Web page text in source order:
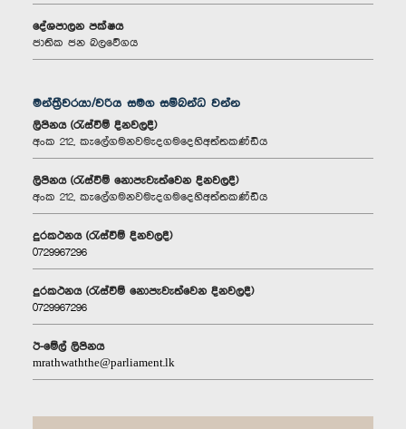
දේශපාලන පක්ෂය
ජාතික ජන බලවේගය
මන්ත්‍රීවරයා/වරිය සමග සම්බන්ධ වන්න
ලිපිනය (රැස්වීම් දිනවලදී)
අංක 212, කැලේගමනවමැදගමදෙහිඅත්තකණ්ඩිය
ලිපිනය (රැස්වීම් නොපැවැත්වෙන දිනවලදී)
අංක 212, කැලේගමනවමැදගමදෙහිඅත්තකණ්ඩිය
දුරකථනය (රැස්වීම් දිනවලදී)
0729967296
දුරකථනය (රැස්වීම් නොපැවැත්වෙන දිනවලදී)
0729967296
ඊ-මේල් ලිපිනය
mrathwaththe@parliament.lk